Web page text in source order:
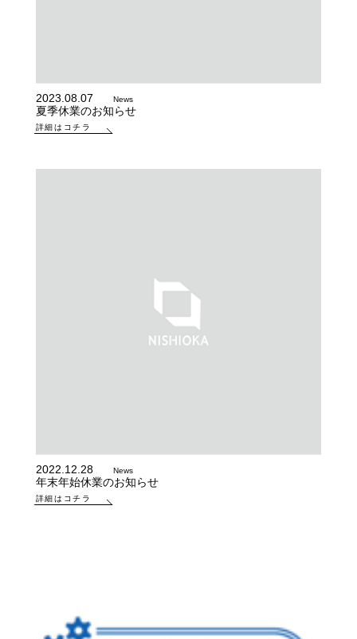
2023.08.07 News
夏季休業のお知らせ
詳細はコチラ
2022.12.28 News
年末年始休業のお知らせ
詳細はコチラ